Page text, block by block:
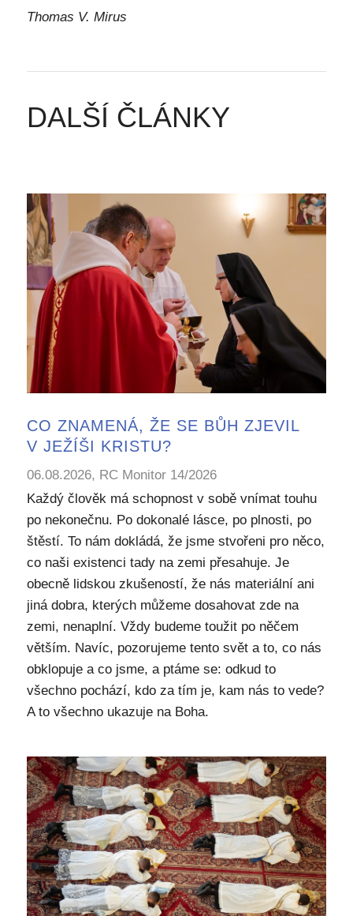
Thomas V. Mirus
DALŠÍ ČLÁNKY
CO ZNAMENÁ, ŽE SE BŮH ZJEVIL
V JEŽÍŠI KRISTU?
06.08.2026, RC Monitor 14/2026
Každý člověk má schopnost v sobě vnímat touhu
po nekonečnu. Po dokonalé lásce, po plnosti, po
štěstí. To nám dokládá, že jsme stvořeni pro něco,
co naši existenci tady na zemi přesahuje. Je
obecně lidskou zkušeností, že nás materiální ani
jiná dobra, kterých můžeme dosahovat zde na
zemi, nenaplní. Vždy budeme toužit po něčem
větším. Navíc, pozorujeme tento svět a to, co nás
obklopuje a co jsme, a ptáme se: odkud to
všechno pochází, kdo za tím je, kam nás to vede?
A to všechno ukazuje na Boha.